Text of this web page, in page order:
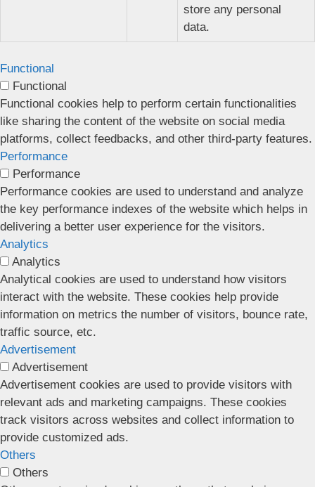
store any personal
data.
Functional
Functional
Functional cookies help to perform certain functionalities
like sharing the content of the website on social media
platforms, collect feedbacks, and other third-party features.
Performance
Performance
Performance cookies are used to understand and analyze
the key performance indexes of the website which helps in
delivering a better user experience for the visitors.
Analytics
Analytics
Analytical cookies are used to understand how visitors
interact with the website. These cookies help provide
information on metrics the number of visitors, bounce rate,
traffic source, etc.
Advertisement
Advertisement
Advertisement cookies are used to provide visitors with
relevant ads and marketing campaigns. These cookies
track visitors across websites and collect information to
provide customized ads.
Others
Others